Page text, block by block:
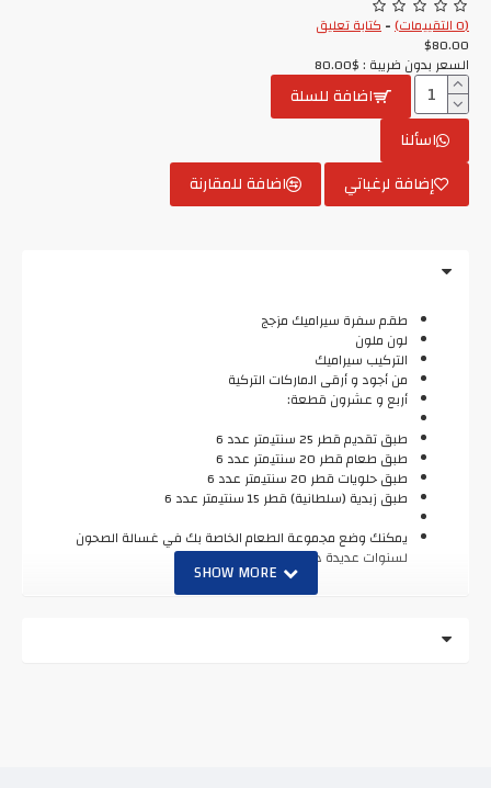
(0 التقييمات) -كتابة تعليق
$80.00
السعر بدون ضريبة : $80.00
اضافة للسلة
اسألنا
إضافة لرغباتي
اضافة للمقارنة
طقم سفرة سيراميك مزجج
لون ملون
التركيب سيراميك
من أجود و أرقى الماركات التركية
أربع و عشرون قطعة:
طبق تقديم قطر 25 سنتيمتر عدد 6
طبق طعام قطر 20 سنتيمتر عدد 6
طبق حلويات قطر 20 سنتيمتر عدد 6
طبق زبدية (سلطانية) قطر 15 سنتيمتر عدد 6
يمكنك وضع مجموعة الطعام الخاصة بك في غسالة الصحون
لسنوات عديدة دون أي ضرر.